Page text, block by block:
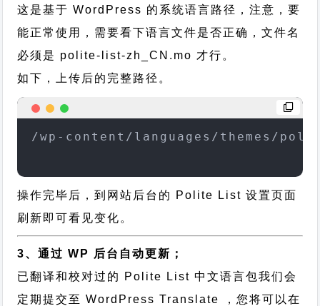
这是基于 WordPress 的系统语言路径，注意，要
能正常使用，需要看下语言文件是否正确，文件名
必须是 polite-list-zh_CN.mo 才行。
如下，上传后的完整路径。
/wp-content/languages/themes/
操作完毕后，到网站后台的 Polite List 设置页面
刷新即可看见变化。
3、通过 WP 后台自动更新；
已翻译和校对过的 Polite List 中文语言包我们会
定期提交至 WordPress Translate ，您将可以在